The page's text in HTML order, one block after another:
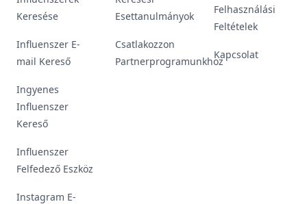
Keresése
Influenszer E-
mail Kereső
Ingyenes
Influenszer
Kereső
Influenszer
Felfedező Eszköz
Instagram E-
Esettanulmányok
Csatlakozzon
Partnerprogramunkhoz
Felhasználási
Feltételek
Kapcsolat